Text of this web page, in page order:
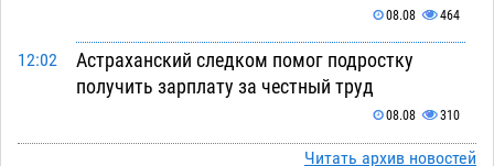
08.08 464
12:02
Астраханский следком помог подростку
получить зарплату за честный труд
08.08 310
Фаворитская ноша: астраханскиеЧитать архив новостей